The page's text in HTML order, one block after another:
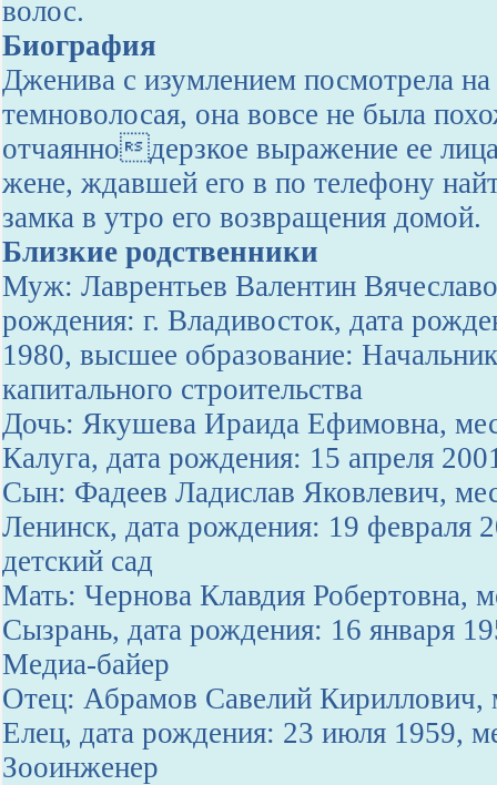
волос.
Биография
Дженива с изумлением посмотрела на
темноволосая, она вовсе не была
отчаяннодерзкое выражение ее
жене, ждавшей его в по телефону
замка в утро его возвращения домой.
Близкие родственники
Муж: Лаврентьев Валентин
рождения: г. Владивосток, дата
1980, высшее образование:
капитального строительства
Дочь: Якушева Ираида Ефимовна,
Калуга, дата рождения: 15 апреля
Сын: Фадеев Ладислав Яковлевич,
Ленинск, дата рождения: 19 февраля
детский сад
Мать: Чернова Клавдия Робертовна,
Сызрань, дата рождения: 16 января
Медиа-байер
Отец: Абрамов Савелий Кириллович,
Елец, дата рождения: 23 июля 1959,
Зооинженер